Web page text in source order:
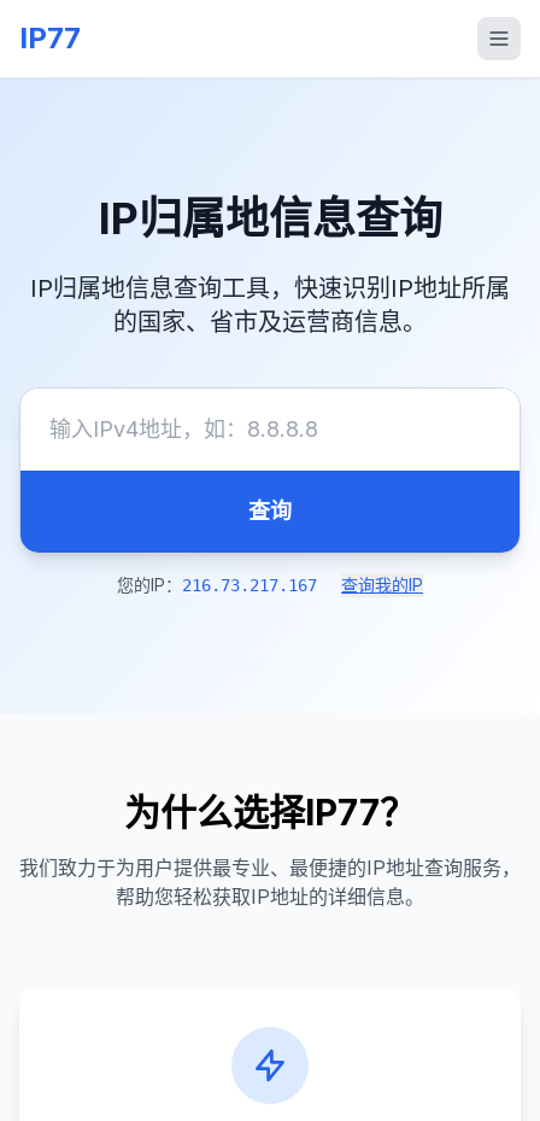
IP77
IP归属地信息查询
IP归属地信息查询工具，快速识别IP地址所属
的国家、省市及运营商信息。
查询
您的IP： 216.73.217.167 查询我的IP
为什么选择IP77？
我们致力于为用户提供最专业、最便捷的IP地址查询服务，
帮助您轻松获取IP地址的详细信息。